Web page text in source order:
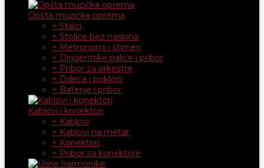
Opšta muzička oprema
+ Stalci
+ Stolice bez naslona
+ Metronomi i štimeri
+ Dirigentske palice i pribor
+ Pribor za orkestre
+ Odeća i pokloni
+ Baterije i pribor
Kablovi i konektori
+ Kablovi
+ Kablovi na metar
+ Konektori
+ Pribor za konektore